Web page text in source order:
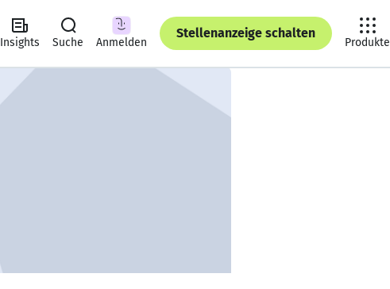
Insights Suche Anmelden
Stellenanzeige schalten
Produkte